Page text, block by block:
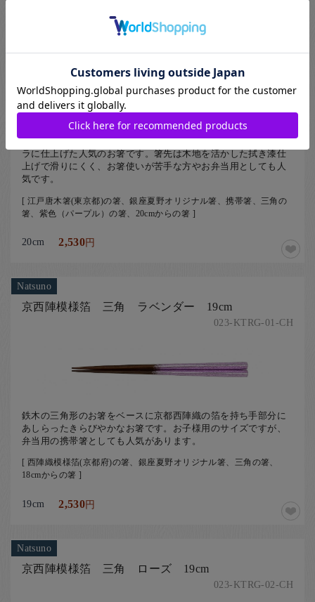
LG三角 紫 20cm
矯正箸にも多く使用される三角形をベースに、持ち手をキラキ
ラに仕上げた人気のお箸です。箸先は木地を活かした拭き漆仕
上げで滑りにくく、お箸使いが苦手な方やお弁当用としても人
気です。
[ 江戸唐木箸(東京都)の箸、銀座夏野オリジナル箸、携帯箸、三角の
箸、紫色（パープル）の箸、20cmからの箸 ]
20cm 2,530円
Natsuno
京西陣模様箔 三角 ラベンダー 19cm
023-KTRG-01-CH
鉄木の三角形のお箸をベースに京都西陣織の箔を持ち手部分に
あしらったきらびやかなお箸です。お子様用のサイズですが、
弁当用の携帯箸としても人気があります。
[ 西陣織模様箔(京都府)の箸、銀座夏野オリジナル箸、三角の箸、
18cmからの箸 ]
19cm 2,530円
Natsuno
京西陣模様箔 三角 ローズ 19cm
023-KTRG-02-CH